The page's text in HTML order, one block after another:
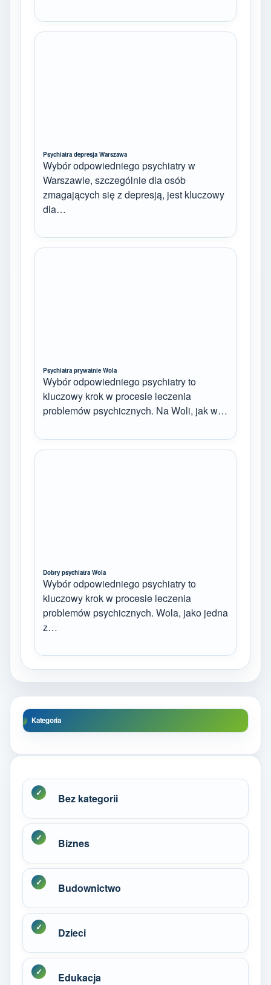
Psychiatra depresja Warszawa
Wybór odpowiedniego psychiatry w
Warszawie, szczególnie dla osób
zmagających się z depresją, jest kluczowy
dla…
Psychiatra prywatnie Wola
Wybór odpowiedniego psychiatry to
kluczowy krok w procesie leczenia
problemów psychicznych. Na Woli, jak w…
Dobry psychiatra Wola
Wybór odpowiedniego psychiatry to
kluczowy krok w procesie leczenia
problemów psychicznych. Wola, jako jedna
z…
Kategoria
Bez kategorii
Biznes
Budownictwo
Dzieci
Edukacja